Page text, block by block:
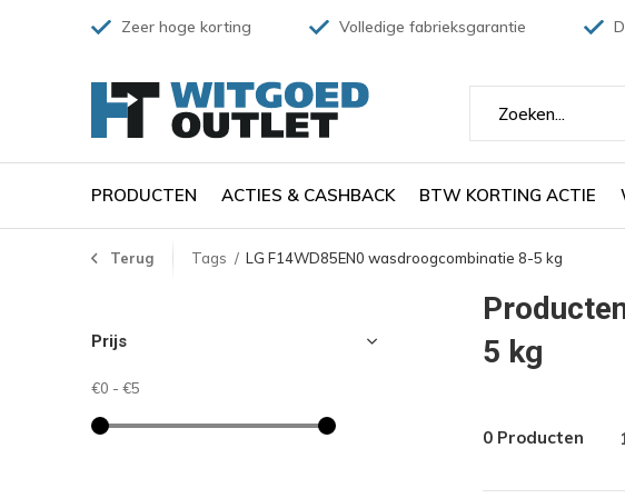
PRODUCTEN ACTIES & CASHBACK BTW KORTING ACTIE
Zeer hoge korting Volledige fabrieksgarantie
Terug Tags LG F14WD85EN0 wasdroogcombinatie 8-5 kg
5 kg
0 Producten
Prijs
€0 - €5